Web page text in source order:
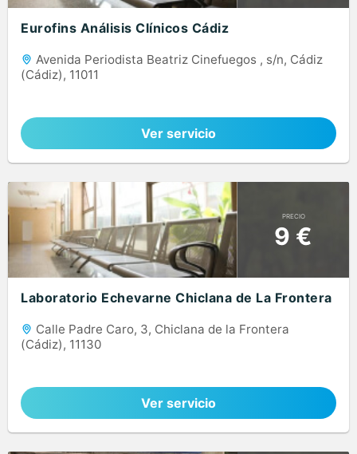
Eurofins Análisis Clínicos Cádiz
Avenida Periodista Beatriz Cinefuegos , s/n, Cádiz
(Cádiz), 11011
Ver servicio
PRECIO
9 €
Laboratorio Echevarne Chiclana de La Frontera
Calle Padre Caro, 3, Chiclana de la Frontera
(Cádiz), 11130
Ver servicio